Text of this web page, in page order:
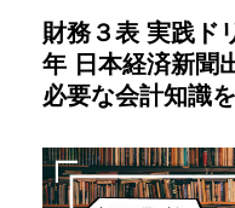
財務３表 実践ド
年 日本経済新聞
必要な会計知識